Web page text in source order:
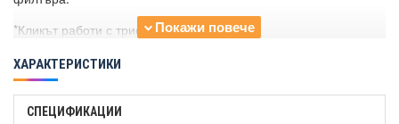
*Кликът работи с трифазно захранване.
ХАРАКТЕРИСТИКИ
СПЕЦИФИКАЦИИ